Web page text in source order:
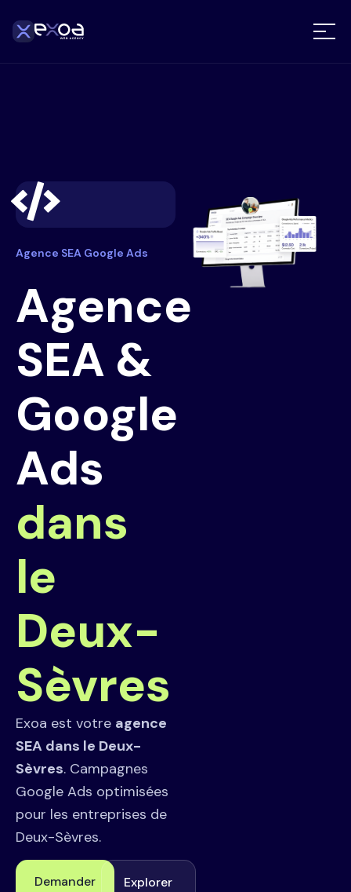
Agence SEA Google Ads
Agence
SEA &
Google
Ads
dans
le
Deux-
Sèvres
Exoa est votre agence
SEA dans le Deux-
Sèvres. Campagnes
Google Ads optimisées
pour les entreprises de
Deux-Sèvres.
Demander
Explorer